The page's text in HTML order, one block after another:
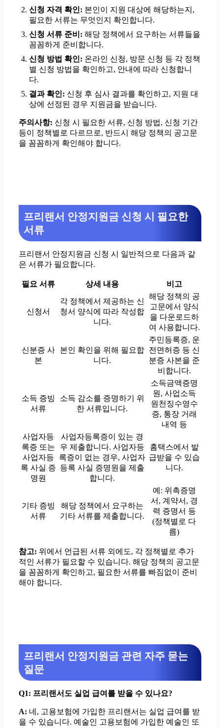
신청 자격 확인: 본인이 지원 대상에 해당하는지,
필요한 서류는 무엇인지 확인합니다.
신청 서류 준비: 해당 정책에서 요구하는 서류들을
꼼꼼하게 준비합니다.
신청 방법 확인: 온라인 신청, 방문 신청 등 각 정책
별 신청 방법을 확인하고, 안내에 따라 신청합니
다.
결과 확인: 신청 후 심사 결과를 확인하고, 지원 대
상에 선정된 경우 지원금을 받습니다.
주의사항: 신청 시 필요한 서류, 신청 방법, 신청 기간
등이 정책별로 다르므로, 반드시 해당 정책의 공고문
을 꼼꼼하게 확인해야 합니다.
프리랜서 안정지원금 신청 시 필요한
서류
프리랜서 안정지원금 신청 시 일반적으로 다음과 같
은 서류가 필요합니다.
필요 서류 상세 내용 비고
신청서
각 정책에서 제공하는 신
청서 양식에 따라 작성합
니다.
해당 정책의 공
고문에서 양식
을 다운로드하
여 사용합니다.
신분증 사
본
본인 확인을 위해 필요합
니다.
주민등록증, 운
전면허증 등 신
분증 사본을 준
비합니다.
소득 증빙
서류
소득 감소를 증명하기 위
한 서류입니다.
소득금액증명
원, 사업소득
원천징수영수
증, 통장 거래
내역 등
사업자등
록증 또는
사업자등
록 사실 증
명원
사업자등록증이 있는 경
우 제출합니다. 사업자등
록증이 없는 경우, 사업자
등록 사실 증명원을 제출
합니다.
홈택스에서 발
급받을 수 있습
니다.
기타 증빙
서류
해당 정책에서 요구하는
기타 서류를 제출합니다.
예: 위촉증명
서, 계약서, 경
력 증명서 등
(정책별로 다
름)
참고: 위에서 언급된 서류 외에도, 각 정책별로 추가
적인 서류가 필요할 수 있습니다. 해당 정책의 공고문
을 꼼꼼하게 확인하고, 필요한 서류를 빠짐없이 준비
해야 합니다.
프리랜서 안정지원금 관련 자주 묻는
질문
Q1: 프리랜서도 실업 급여를 받을 수 있나요?
A: 네, 고용보험에 가입한 프리랜서는 실업 급여를 받
을 수 있습니다. 예술인 고용보험에 가입한 예술인 또